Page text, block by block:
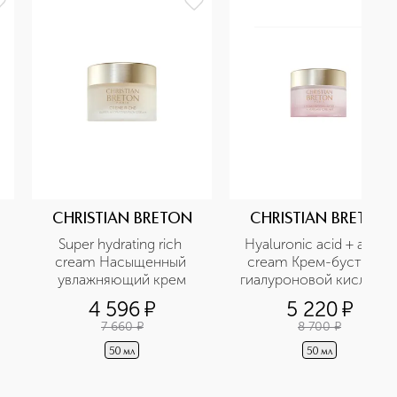
CHRISTIAN BRETON
Super hydrating rich
cream Насыщенный
увлажняющий крем
4 596¤
7 660 ¤
50 мл
CHRISTIAN BRETON
Hyaluronic acid + argan
cream Крем-бустер с
гиалуроновой
и аргановым маслом
5 220¤
8 700 ¤
50 мл